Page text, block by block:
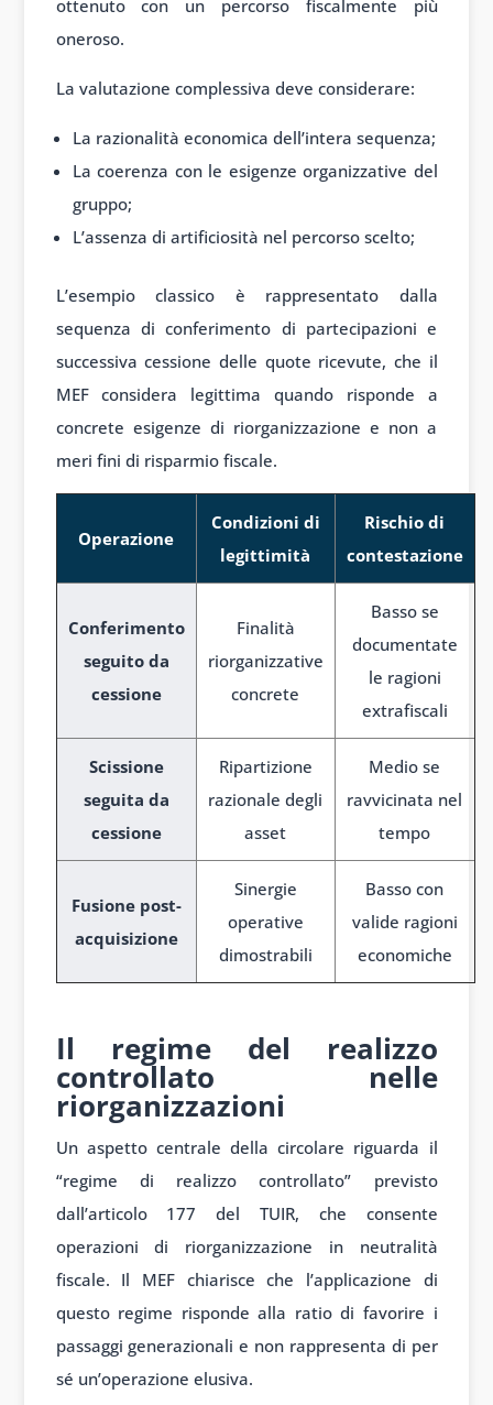
ottenuto con un percorso fiscalmente più
oneroso.
La valutazione complessiva deve considerare:
La razionalità economica dell’intera sequenza;
La coerenza con le esigenze organizzative del
gruppo;
L’assenza di artificiosità nel percorso scelto;
L’esempio classico è rappresentato dalla
sequenza di conferimento di partecipazioni e
successiva cessione delle quote ricevute, che il
MEF considera legittima quando risponde a
concrete esigenze di riorganizzazione e non a
meri fini di risparmio fiscale.
Operazione
Condizioni di
legittimità
Rischio di
contestazione
Conferimento
seguito da
cessione
Finalità
riorganizzative
concrete
Basso se
documentate
le ragioni
extrafiscali
Scissione
seguita da
cessione
Ripartizione
razionale degli
asset
Medio se
ravvicinata nel
tempo
Fusione post-
acquisizione
Sinergie
operative
dimostrabili
Basso con
valide ragioni
economiche
Il regime del realizzo
controllato nelle
riorganizzazioni
Un aspetto centrale della circolare riguarda il
“regime di realizzo controllato” previsto
dall’articolo 177 del TUIR, che consente
operazioni di riorganizzazione in neutralità
fiscale. Il MEF chiarisce che l’applicazione di
questo regime risponde alla ratio di favorire i
passaggi generazionali e non rappresenta di per
sé un’operazione elusiva.